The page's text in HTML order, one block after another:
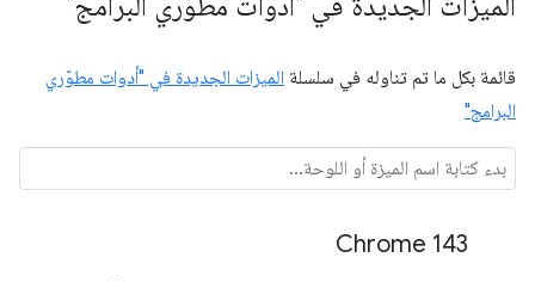
قائمة بكل ما تم تناوله في سلسلة الميزات الجديدة في "أدوات مطوّري
البرامج"
Chrome 143